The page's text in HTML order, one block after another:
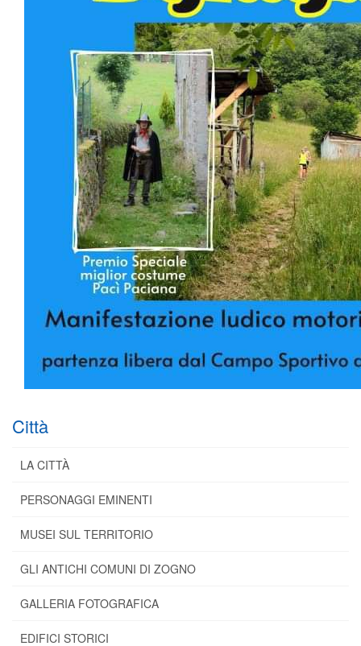
Città
LA CITTÀ
PERSONAGGI EMINENTI
MUSEI SUL TERRITORIO
GLI ANTICHI COMUNI DI ZOGNO
GALLERIA FOTOGRAFICA
EDIFICI STORICI